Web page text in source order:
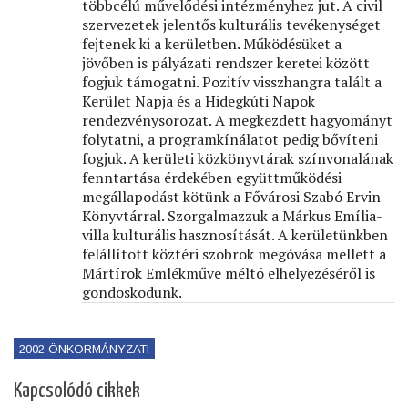
többcélú művelődési intézményhez jut. A civil
szervezetek jelentős kulturális tevékenységet
fejtenek ki a kerületben. Működésüket a
jövőben is pályázati rendszer keretei között
fogjuk támogatni. Pozitív visszhangra talált a
Kerület Napja és a Hidegkúti Napok
rendezvénysorozat. A megkezdett hagyományt
folytatni, a programkínálatot pedig bővíteni
fogjuk. A kerületi közkönyvtárak színvonalának
fenntartása érdekében együttműködési
megállapodást kötünk a Fővárosi Szabó Ervin
Könyvtárral. Szorgalmazzuk a Márkus Emília-
villa kulturális hasznosítását. A kerületünkben
felállított köztéri szobrok megóvása mellett a
Mártírok Emlékműve méltó elhelyezéséről is
gondoskodunk.
2002 ÖNKORMÁNYZATI
Kapcsolódó cikkek